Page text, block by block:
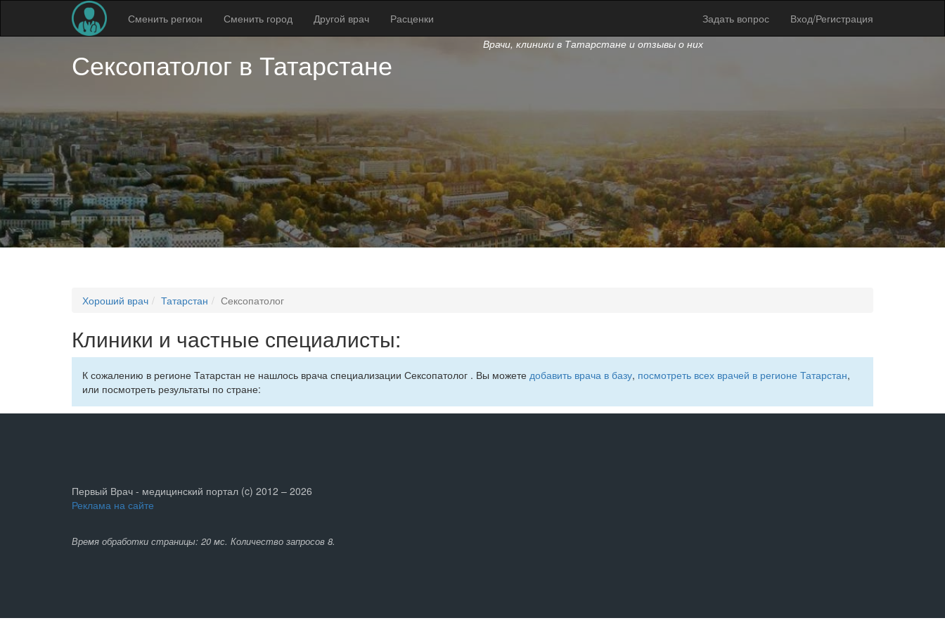
Сменить регион Сменить город Другой врач Расценки Задать вопрос Вход/Регистрация
Сексопатолог в Татарстане
Врачи, клиники в Татарстане и отзывы о них
Хороший врач Татарстан Сексопатолог
Клиники и частные специалисты:
К сожалению в регионе Татарстан не нашлось врача специализации Сексопатолог . Вы можете добавить врача в базу, посмотреть всех врачей в регионе Татарстан,
или посмотреть результаты по стране:
Первый Врач - медицинский портал (c) 2012 – 2026
Реклама на сайте
Время обработки страницы: 20 мс. Количество запросов 8.